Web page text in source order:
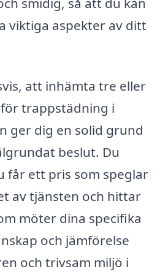
viktiga aspekter av ditt
att inhämta tre eller
trappstädning i
ger dig en solid grund
beslut. Du
får ett pris som speglar
av tjänsten och hittar
möter dina specifika
och jämförelse
och trivsam miljö i